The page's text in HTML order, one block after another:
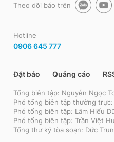
Theo dõi báo trên
Hotline
0906 645 777
Đặt báo Quảng cáo
Tổng biên tập: Nguyễn Ngọc
Phó tổng biên tập thường trực:
Phó tổng biên tập: Lâm Hiếu
Phó tổng biên tập: Trần Việt
Tổng thư ký tòa soạn: Đức